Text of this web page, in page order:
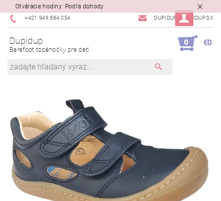
Otváracie hodiny: Podľa dohody
+421 949 884 054 DUPIDUP@DUPIDUP.SK
Dupidup
Barefoot topánočky pre deti
0 €0